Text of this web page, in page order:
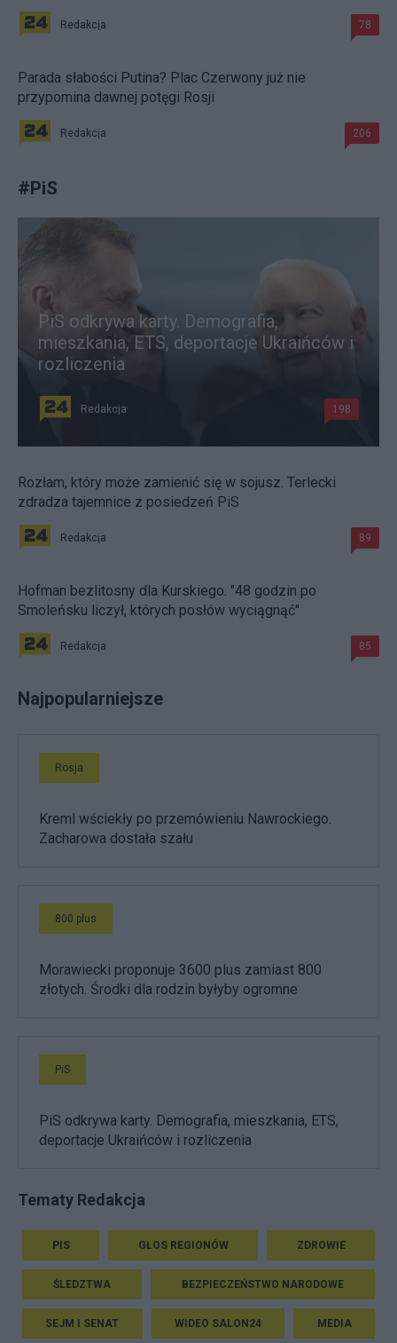
Redakcja 78
Parada słabości Putina? Plac Czerwony już nie
przypomina dawnej potęgi Rosji
Redakcja 206
#PiS
PiS odkrywa karty. Demografia,
mieszkania, ETS, deportacje Ukraińców i
rozliczenia
Redakcja 198
Rozłam, który może zamienić się w sojusz. Terlecki
zdradza tajemnice z posiedzeń PiS
Redakcja 89
Hofman bezlitosny dla Kurskiego. "48 godzin po
Smoleńsku liczył, których posłów wyciągnąć"
Redakcja 85
Najpopularniejsze
Rosja
Kreml wściekły po przemówieniu Nawrockiego.
Zacharowa dostała szału
800 plus
Morawiecki proponuje 3600 plus zamiast 800
złotych. Środki dla rodzin byłyby ogromne
PiS
PiS odkrywa karty. Demografia, mieszkania, ETS,
deportacje Ukraińców i rozliczenia
Tematy Redakcja
PIS GŁOS REGIONÓW ZDROWIE
ŚLEDZTWA BEZPIECZEŃSTWO NARODOWE
SEJM I SENAT WIDEO SALON24 MEDIA